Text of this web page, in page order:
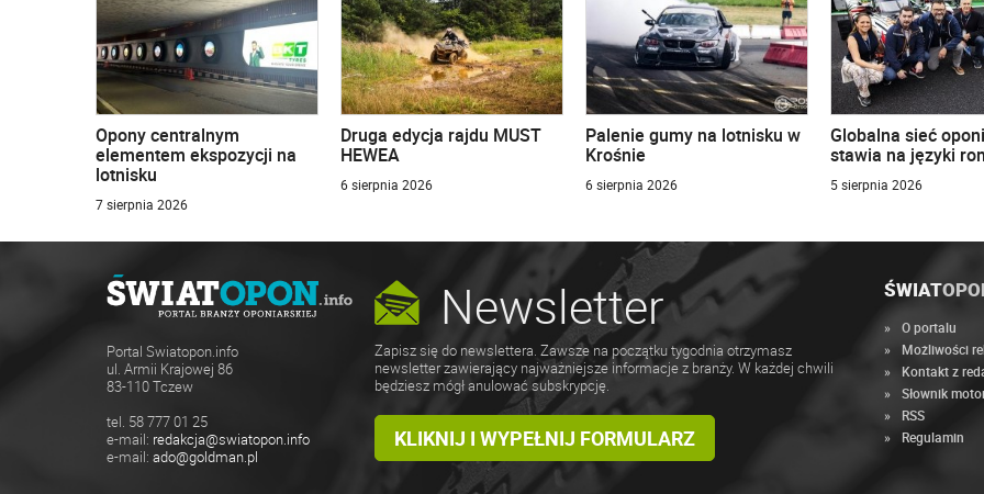
Opony centralnym
elementem ekspozycji na
lotnisku
7 sierpnia 2026
Druga edycja rajdu MUST
HEWEA
6 sierpnia 2026
Palenie gumy na lotnisku w
Krośnie
6 sierpnia 2026
Globalna sieć
stawia na języki
5 sierpnia 2026
Portal Swiatopon.info
ul. Armii Krajowej 86
83-110 Tczew
tel. 58 777 01 25
e-mail: redakcja@swiatopon.info
e-mail: ado@goldman.pl
Newsletter
Zapisz się do newslettera. Zawsze na początku tygodnia otrzymasz
newsletter zawierający najważniejsze informacje z branży. W każdej chwili
będziesz mógł anulować subskrypcję.
KLIKNIJ I WYPEŁNIJ FORMULARZ
ŚWIAT
O portalu
Możliwości
Kontakt z
Słownik
RSS
Regulamin